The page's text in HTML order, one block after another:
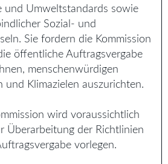
und Umweltstandards sowie
Sozial- und
Sie fordern die Kommission
öffentliche Auftragsvergabe
menschenwürdigen
und Klimazielen auszurichten.
wird voraussichtlich
Überarbeitung der Richtlinien
vorlegen.